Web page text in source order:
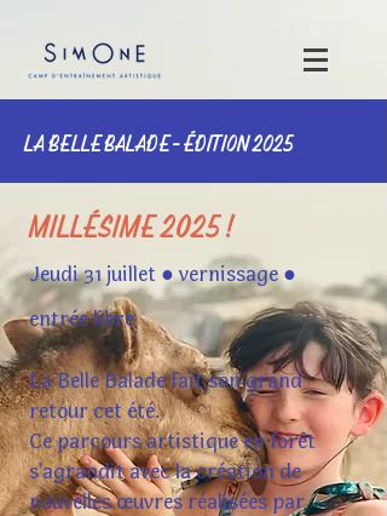
LA BELLE BALADE - ÉDITION 2025
MILLÉSIME 2025 !
Jeudi 31 juillet ● vernissage ●
entrée libre
La Belle Balade fait son grand
retour cet été.
Ce parcours artistique en forêt
s'agrandit avec la création de
nouvelles œuvres réalisées par